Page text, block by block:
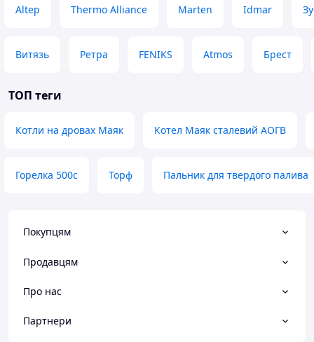
Altep Thermo Alliance Marten Idmar
Витязь Ретра FENIKS Atmos Брест
ТОП теги
Котли на дровах Маяк Котел Маяк сталевий АОГВ
Горелка 500с Торф Пальник для твердого палива
Покупцям
Продавцям
Про нас
Партнери